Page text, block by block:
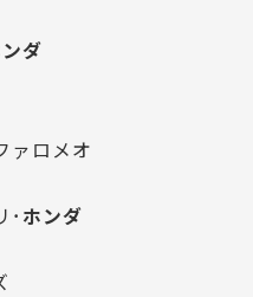
ダ
ァロメオ
･ ホンダ